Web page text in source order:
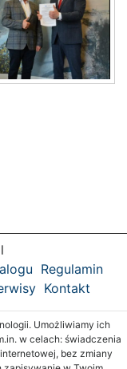
Regulamin
Kontakt
Umożliwiamy ich
w celach: świadczenia
bez zmiany